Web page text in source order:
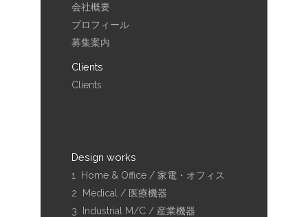
会社概要
プロフィール
募集案内
Clients
Clients
Design works
1 Home & Office / 家電・オフィス
2 Medical / 医療機器
3 Industrial M/C / 産業機器